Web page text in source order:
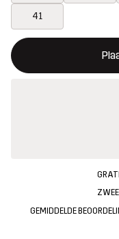
41
Deze knop opent een
{{size}} niet beschikbaar
GEMIDDELDE